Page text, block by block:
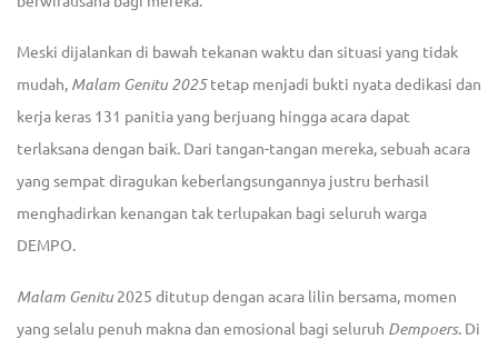
Meski dijalankan di bawah tekanan waktu dan situasi yang tidak
mudah, Malam Genitu 2025tetap menjadi bukti nyata dedikasi dan
kerja keras 131 panitia yang berjuang hingga acara dapat
terlaksana dengan baik. Dari tangan-tangan mereka, sebuah acara
yang sempat diragukan keberlangsungannya justru berhasil
menghadirkan kenangan tak terlupakan bagi seluruh warga
DEMPO.
Malam Genitu2025 ditutup dengan acara lilin bersama, momen
yang selalu penuh makna dan emosional bagi seluruh Dempoers. Di